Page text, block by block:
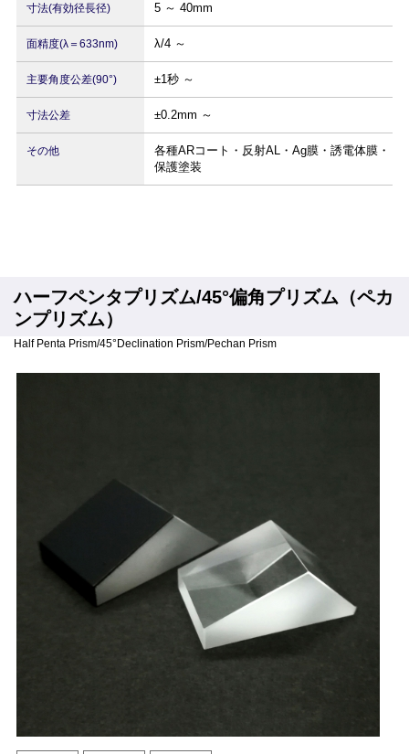
寸法(有効径長径) 5 ～ 40mm
面精度(λ＝633nm) λ/4 ～
主要角度公差(90°) ±1秒 ～
寸法公差 ±0.2mm ～
その他
各種ARコート・反射AL・Ag膜・誘電体膜・
保護塗装
ハーフペンタプリズム/45°偏角プリズム（ペカ
ンプリズム）
Half Penta Prism/45°Declination Prism/Pechan Prism